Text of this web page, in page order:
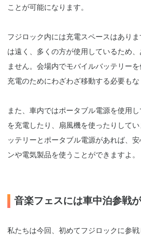
ことが可能になります。
フジロック内には充電スペースはあり
は遠く、多くの方が使用しているため
ません。会場内でモバイルバッテリーを
充電のためにわざわざ移動する必要もな
また、車内ではポータブル電源を使用
を充電したり、扇風機を使ったりして
ッテリーとポータブル電源があれば、
ンや電気製品を使うことができますよ。
音楽フェスには車中泊参戦
私たちは今回、初めてフジロックに参